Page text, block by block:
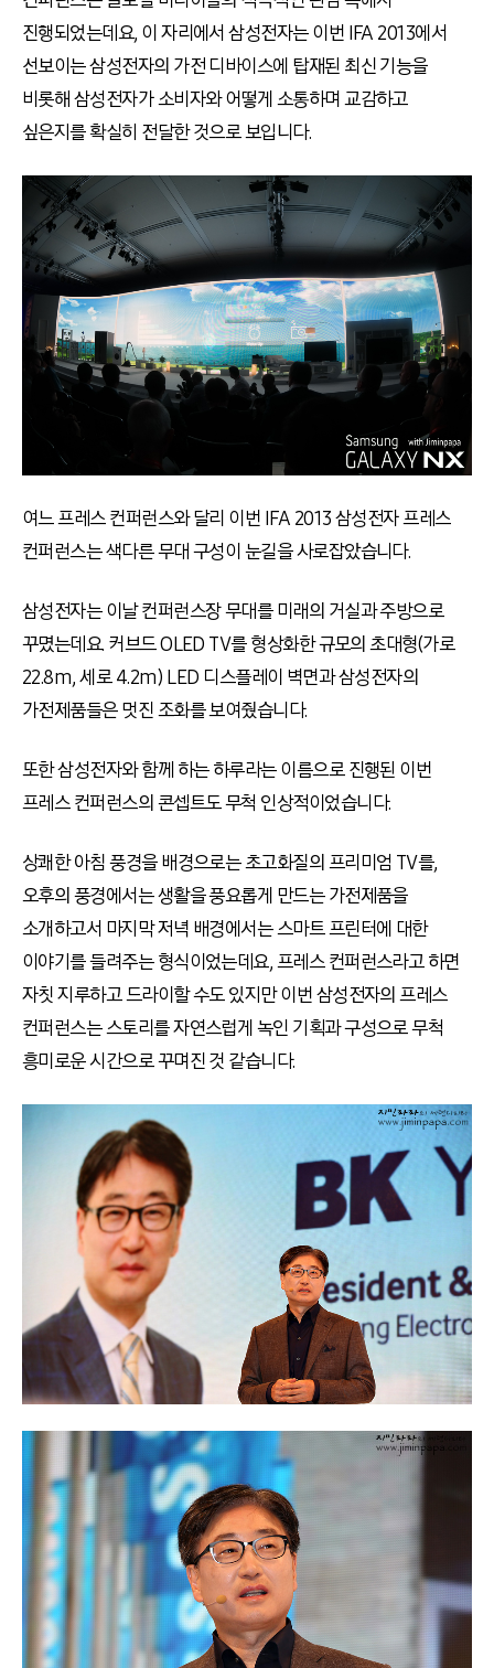
진행되었는데요, 이 자리에서 삼성전자는 이번 IFA 2013에서
선보이는 삼성전자의 가전 디바이스에 탑재된 최신 기능을
비롯해 삼성전자가 소비자와 어떻게 소통하며 교감하고
싶은지를 확실히 전달한 것으로 보입니다.
여느 프레스 컨퍼런스와 달리 이번 IFA 2013 삼성전자 프레스
컨퍼런스는 색다른 무대 구성이 눈길을 사로잡았습니다.
삼성전자는 이날 컨퍼런스장 무대를 미래의 거실과 주방으로
꾸몄는데요. 커브드 OLED TV를 형상화한 규모의 초대형(가로
22.8m, 세로 4.2m) LED 디스플레이 벽면과 삼성전자의
가전제품들은 멋진 조화를 보여줬습니다.
또한 삼성전자와 함께 하는 하루라는 이름으로 진행된 이번
프레스 컨퍼런스의 콘셉트도 무척 인상적이었습니다.
상쾌한 아침 풍경을 배경으로는 초고화질의 프리미엄 TV를,
오후의 풍경에서는 생활을 풍요롭게 만드는 가전제품을
소개하고서 마지막 저녁 배경에서는 스마트 프린터에 대한
이야기를 들려주는 형식이었는데요, 프레스 컨퍼런스라고 하면
자칫 지루하고 드라이할 수도 있지만 이번 삼성전자의 프레스
컨퍼런스는 스토리를 자연스럽게 녹인 기획과 구성으로 무척
흥미로운 시간으로 꾸며진 것 같습니다.